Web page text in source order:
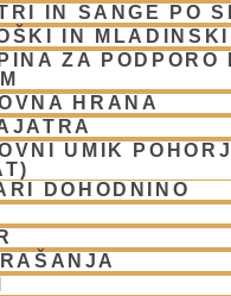
IN SANGE PO
IN MLADINSKI
ZA PODPORO
HRANA
UMIK
DOHODNINO